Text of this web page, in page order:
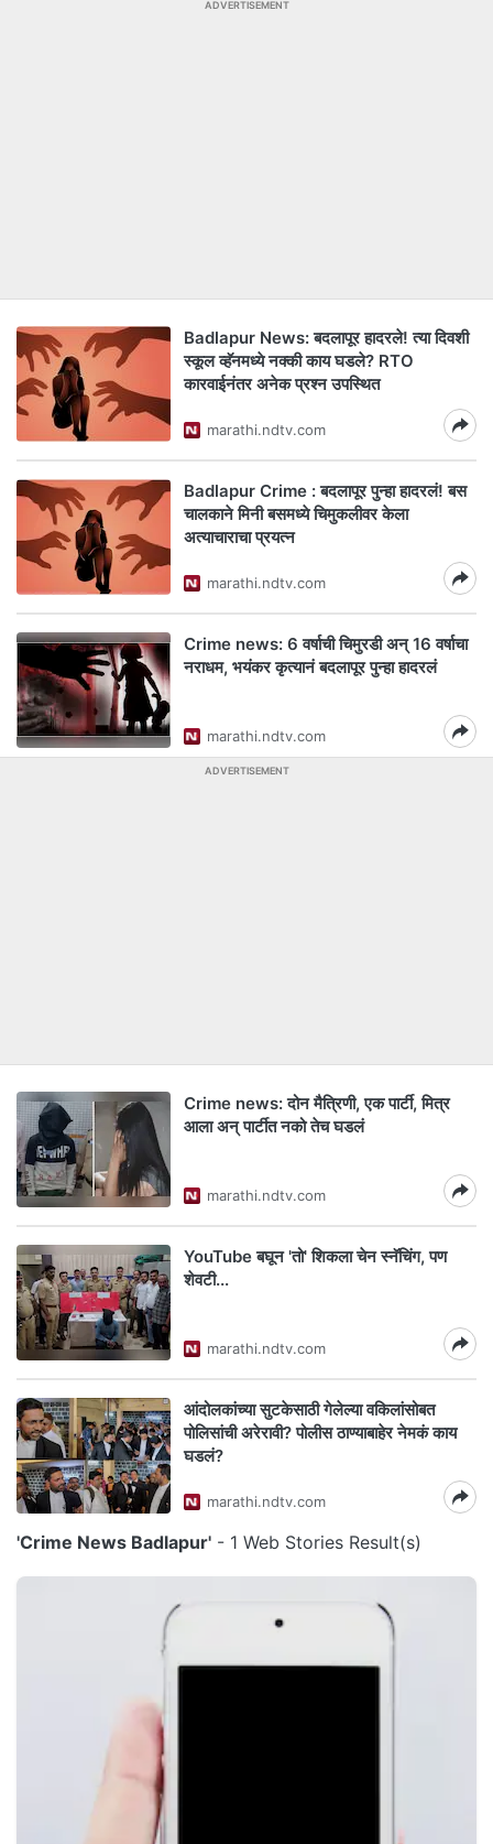
ADVERTISEMENT
Badlapur News: बदलापूर हादरले! त्या दिवशी
स्कूल व्हॅनमध्ये नक्की काय घडले? RTO
कारवाईनंतर अनेक प्रश्न उपस्थित
marathi.ndtv.com
Badlapur Crime : बदलापूर पुन्हा हादरलं! बस
चालकाने मिनी बसमध्ये चिमुकलीवर केला
अत्याचाराचा प्रयत्न
marathi.ndtv.com
Crime news: 6 वर्षाची चिमुरडी अन् 16 वर्षाचा
नराधम, भयंकर कृत्यानं बदलापूर पुन्हा हादरलं
marathi.ndtv.com
ADVERTISEMENT
Crime news: दोन मैत्रिणी, एक पार्टी, मित्र
आला अन् पार्टीत नको तेच घडलं
marathi.ndtv.com
YouTube बघून 'तो' शिकला चेन स्नॅचिंग, पण
शेवटी...
marathi.ndtv.com
आंदोलकांच्या सुटकेसाठी गेलेल्या वकिलांसोबत
पोलिसांची अरेरावी? पोलीस ठाण्याबाहेर नेमकं काय
घडलं?
marathi.ndtv.com
'Crime News Badlapur' - 1 Web Stories Result(s)